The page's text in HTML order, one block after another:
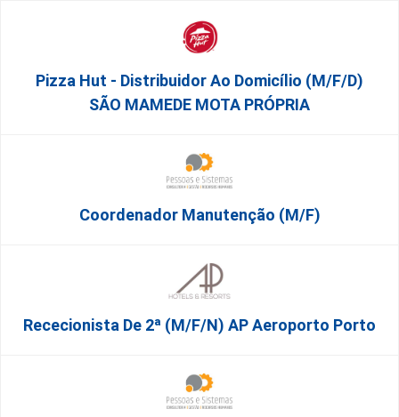
Pizza Hut - Distribuidor Ao Domicílio (m/f/d)
SÃO MAMEDE MOTA PRÓPRIA
Coordenador Manutenção (m/f)
Rececionista De 2ª (M/F/N) AP Aeroporto Porto